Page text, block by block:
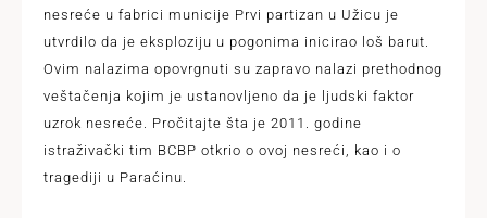
nesreće u fabrici municije Prvi partizan u Užicu je
utvrdilo da je eksploziju u pogonima inicirao loš barut.
Ovim nalazima opovrgnuti su zapravo nalazi prethodnog
veštačenja kojim je ustanovljeno da je ljudski faktor
uzrok nesreće. Pročitajte šta je 2011. godine
istraživački tim BCBP otkrio o ovoj nesreći, kao i o
tragediji u Paraćinu.